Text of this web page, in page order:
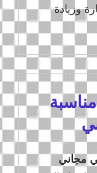
وزيادة
مناسبة
مجاني